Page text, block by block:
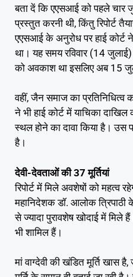
बता दें कि एएसआई को पहले चार
प्रस्तुत करनी थी, किंतु रिपोर्ट
एएसआई के अनुरोध पर हाई कोर्ट
था। यह समय रविवार (14 जुलाई)
को अवकाश था इसलिए अब 15
वहीं, जैन समाज का प्रतिनिधित्व
ने भी हाई कोर्ट में याचिका
स्थल होने का दावा किया है। उस
है।
देवी-देवताओं की 37 मूर्तियां
रिपोर्ट में मिले अवशेषों को महत्व
महानिदेशक डॉ. आलोक त्रिपाठी
से ज्यादा पुरावशेष खोदाई में मिले
भी शामिल हैं।
मां वाग्देवी की खंडित मूर्ति खास